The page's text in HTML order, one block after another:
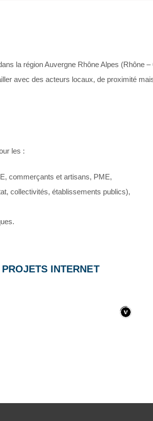
la région Auvergne Rhône Alpes (Rhône –
avec des acteurs locaux, de proximité
les :
commerçants et artisans, PME,
collectivités, établissements publics),
INTERNET